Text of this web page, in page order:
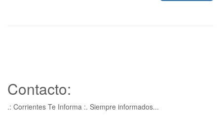
Contacto:
.: Corrientes Te Informa :. Siempre informados...